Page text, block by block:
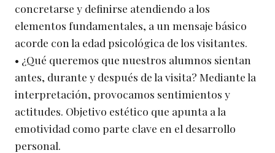
concretarse y definirse atendiendo a los
elementos fundamentales, a un mensaje básico
acorde con la edad psicológica de los visitantes.
• ¿Qué queremos que nuestros alumnos sientan
antes, durante y después de la visita? Mediante la
interpretación, provocamos sentimientos y
actitudes. Objetivo estético que apunta a la
emotividad como parte clave en el desarrollo
personal.